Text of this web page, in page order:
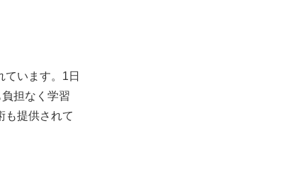
います。1日
担なく学習
も提供されて